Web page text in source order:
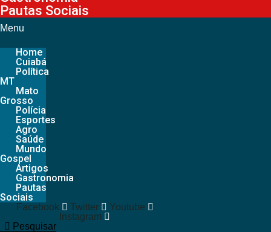
Pautas Sociais
Menu
Home
Cuiabá
Política
MT
Mato
Grosso
Polícia
Esportes
Agro
Saúde
Mundo
Gospel
Artigos
Gastronomia
Pautas
Sociais
Facebook Twitter
Youtube
Instagram
Pesquisar